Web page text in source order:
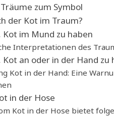
zum Symbol
der Kot im Traum?
im Mund zu haben
Interpretationen des
an oder in der Hand zu
Kot in der Hand: Eine
in der Hose
Kot in der Hose bietet